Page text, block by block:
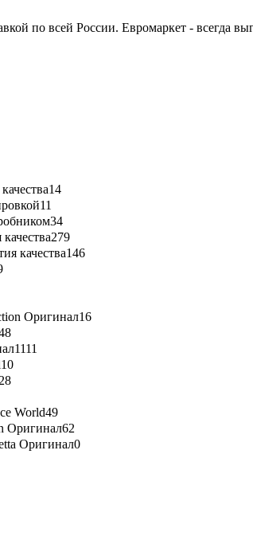
по всей России. Евромаркет -
14
11
34
279
качества146
Оригинал16
1111
10
World49
Оригинал62
Оригинал0